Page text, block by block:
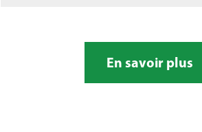
En savoir plus